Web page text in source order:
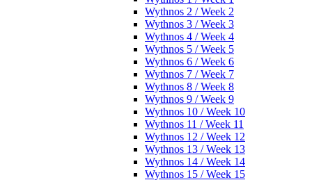
Wythnos 2 / Week 2
Wythnos 3 / Week 3
Wythnos 4 / Week 4
Wythnos 5 / Week 5
Wythnos 6 / Week 6
Wythnos 7 / Week 7
Wythnos 8 / Week 8
Wythnos 9 / Week 9
Wythnos 10 / Week 10
Wythnos 11 / Week 11
Wythnos 12 / Week 12
Wythnos 13 / Week 13
Wythnos 14 / Week 14
Wythnos 15 / Week 15